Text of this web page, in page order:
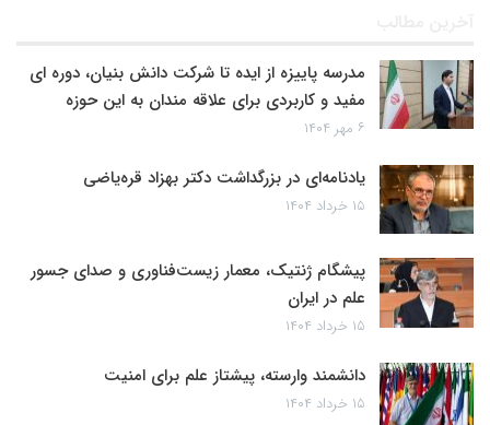
آخرین مطالب
مدرسه پاییزه از ایده تا شرکت دانش بنیان، دوره ای
مفید و کاربردی برای علاقه مندان به این حوزه
۶ مهر ۱۴۰۴
یادنامه‌ای در بزرگداشت دکتر بهزاد قره‌یاضی
۱۵ خرداد ۱۴۰۴
پیشگام ژنتیک، معمار زیست‌فناوری و صدای جسور
علم در ایران
۱۵ خرداد ۱۴۰۴
دانشمند وارسته، پیشتاز علم برای امنیت
۱۵ خرداد ۱۴۰۴